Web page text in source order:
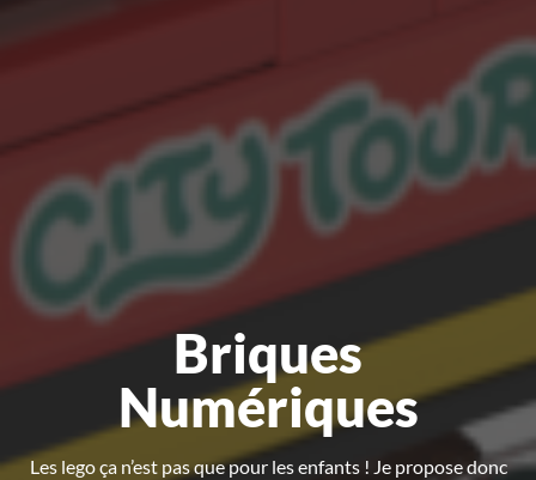
Briques
Numériques
Les lego ça n’est pas que pour les enfants ! Je propose donc